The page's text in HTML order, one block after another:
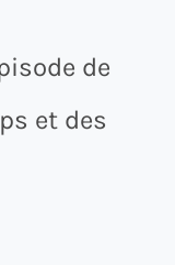
de
et des